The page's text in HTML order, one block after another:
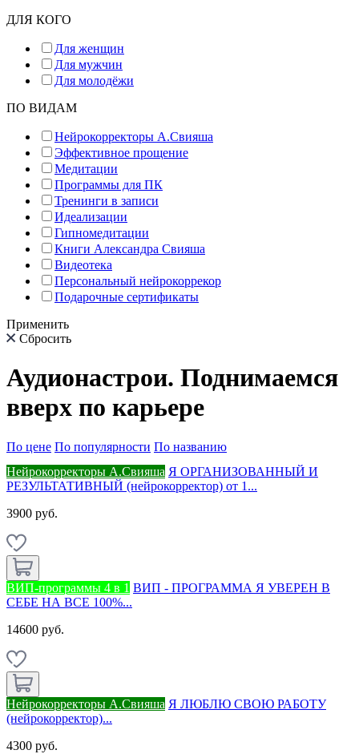
ДЛЯ КОГО
Для женщин
Для мужчин
Для молодёжи
ПО ВИДАМ
Нейрокорректоры А.Свияша
Эффективное прощение
Медитации
Программы для ПК
Тренинги в записи
Идеализации
Гипномедитации
Книги Александра Свияша
Видеотека
Персональный нейрокоррекор
Подарочные сертификаты
Применить
Сбросить
Аудионастрои. Поднимаемся
вверх по карьере
По цене По популярности По названию
Нейрокорректоры А.Свияша Я ОРГАНИЗОВАННЫЙ И
РЕЗУЛЬТАТИВНЫЙ (нейрокорректор) от 1...
3900 руб.
ВИП-программы 4 в 1 ВИП - ПРОГРАММА Я УВЕРЕН В
СЕБЕ НА ВСЕ 100%...
14600 руб.
Нейрокорректоры А.Свияша Я ЛЮБЛЮ СВОЮ РАБОТУ
(нейрокорректор)...
4300 руб.